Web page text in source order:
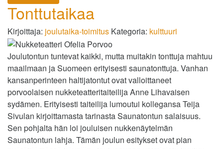
Tonttutaikaa
Kirjoittaja: joulutaika-toimitus Kategoria: kulttuuri
Joulutontun tuntevat kaikki, mutta muitakin tonttuja mahtuu
maailmaan ja Suomeen erityisesti saunatonttuja. Vanhan
kansanperinteen haltijatontut ovat valloittaneet
porvoolaisen nukketeatteritaiteilija Anne Lihavaisen
sydämen. Erityisesti taiteilija lumoutui kollegansa Teija
Sivulan kirjoittamasta tarinasta Saunatontun salaisuus.
Sen pohjalta hän loi jouluisen nukkenäytelmän
Saunatontun lahja. Tämän joulun esitykset ovat pian